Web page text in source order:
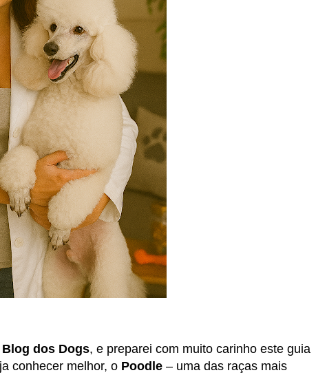
Blog dos Dogs, e preparei com muito carinho este guia
conhecer melhor, o Poodle – uma das raças mais